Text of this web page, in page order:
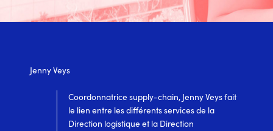
Jenny Veys
Coordonnatrice supply-chain, Jenny Veys fait
le lien entre les différents services de la
Direction logistique et la Direction